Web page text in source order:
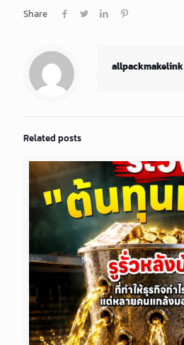
Share
allpackmakelink
Related posts